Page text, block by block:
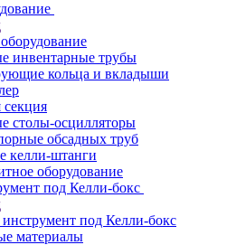
инвентарные трубы
кольца и вкладыши
столы-осцилляторы
обсадных труб
келли-штанги
оборудование
под Келли-бокс
под Келли-бокс
материалы